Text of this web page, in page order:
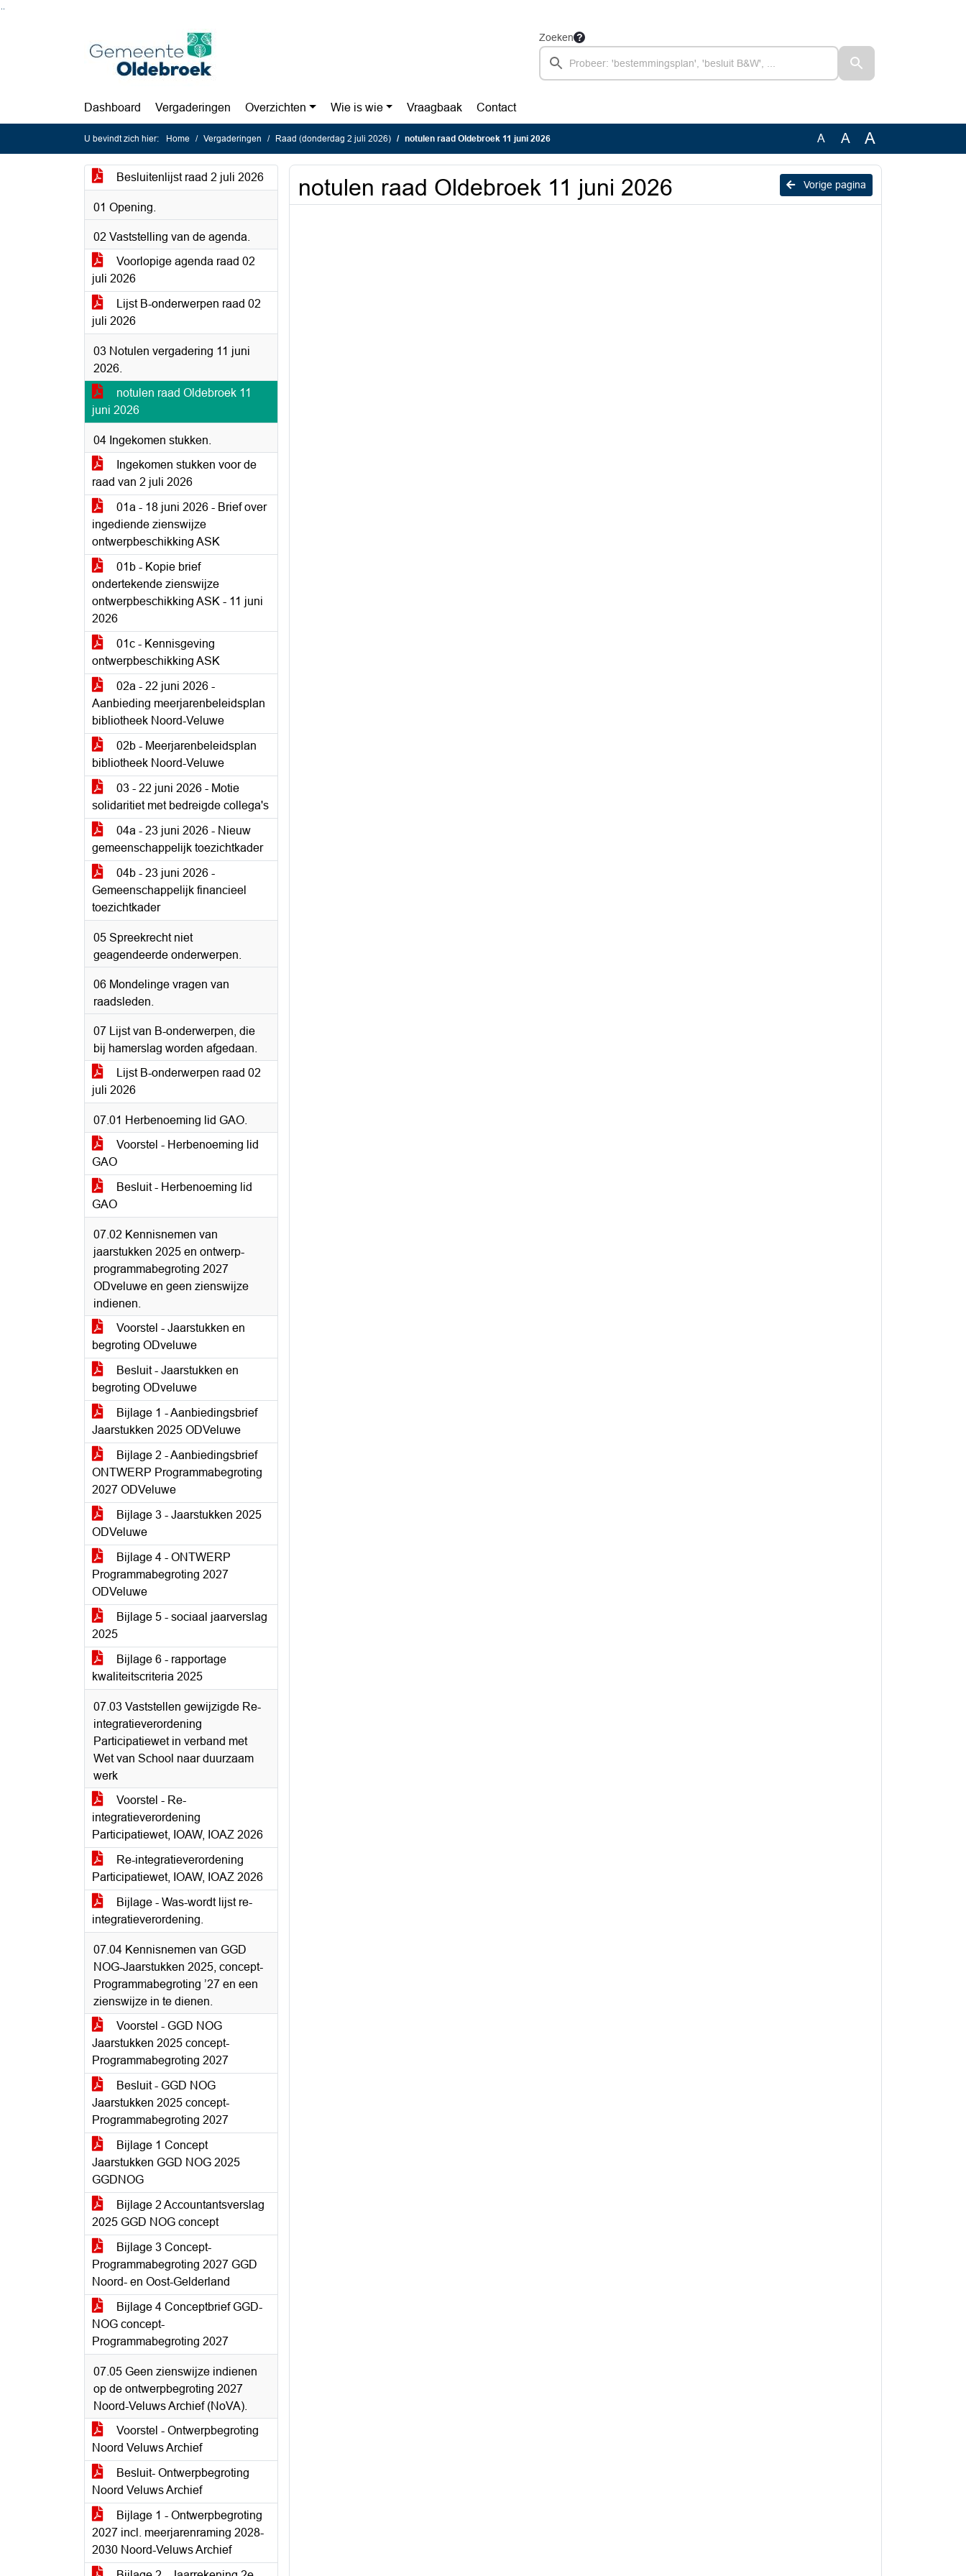
Zoeken
Dashboard Vergaderingen Overzichten Wie is wie Vraagbaak Contact
U bevindt zich hier: Home Vergaderingen Raad (donderdag 2 juli 2026) notulen raad Oldebroek 11 juni 2026 A A A
Besluitenlijst raad 2 juli 2026
01 Opening.
02 Vaststelling van de agenda.
Voorlopige agenda raad 02
juli 2026
Lijst B-onderwerpen raad 02
juli 2026
03 Notulen vergadering 11 juni
2026.
notulen raad Oldebroek 11
juni 2026
04 Ingekomen stukken.
Ingekomen stukken voor de
raad van 2 juli 2026
01a - 18 juni 2026 - Brief over
ingediende zienswijze
ontwerpbeschikking ASK
01b - Kopie brief
ondertekende zienswijze
ontwerpbeschikking ASK - 11 juni
2026
01c - Kennisgeving
ontwerpbeschikking ASK
02a - 22 juni 2026 -
Aanbieding meerjarenbeleidsplan
bibliotheek Noord-Veluwe
02b - Meerjarenbeleidsplan
bibliotheek Noord-Veluwe
03 - 22 juni 2026 - Motie
solidaritiet met bedreigde collega's
04a - 23 juni 2026 - Nieuw
gemeenschappelijk toezichtkader
04b - 23 juni 2026 -
Gemeenschappelijk financieel
toezichtkader
05 Spreekrecht niet
geagendeerde onderwerpen.
06 Mondelinge vragen van
raadsleden.
07 Lijst van B-onderwerpen, die
bij hamerslag worden afgedaan.
Lijst B-onderwerpen raad 02
juli 2026
07.01 Herbenoeming lid GAO.
Voorstel - Herbenoeming lid
GAO
Besluit - Herbenoeming lid
GAO
07.02 Kennisnemen van
jaarstukken 2025 en ontwerp-
programmabegroting 2027
ODveluwe en geen zienswijze
indienen.
Voorstel - Jaarstukken en
begroting ODveluwe
Besluit - Jaarstukken en
begroting ODveluwe
Bijlage 1 - Aanbiedingsbrief
Jaarstukken 2025 ODVeluwe
Bijlage 2 - Aanbiedingsbrief
ONTWERP Programmabegroting
2027 ODVeluwe
Bijlage 3 - Jaarstukken 2025
ODVeluwe
Bijlage 4 - ONTWERP
Programmabegroting 2027
ODVeluwe
Bijlage 5 - sociaal jaarverslag
2025
Bijlage 6 - rapportage
kwaliteitscriteria 2025
07.03 Vaststellen gewijzigde Re-
integratieverordening
Participatiewet in verband met
Wet van School naar duurzaam
werk
Voorstel - Re-
integratieverordening
Participatiewet, IOAW, IOAZ 2026
Re-integratieverordening
Participatiewet, IOAW, IOAZ 2026
Bijlage - Was-wordt lijst re-
integratieverordening.
07.04 Kennisnemen van GGD
NOG-Jaarstukken 2025, concept-
Programmabegroting ’27 en een
zienswijze in te dienen.
Voorstel - GGD NOG
Jaarstukken 2025 concept-
Programmabegroting 2027
Besluit - GGD NOG
Jaarstukken 2025 concept-
Programmabegroting 2027
Bijlage 1 Concept
Jaarstukken GGD NOG 2025
GGDNOG
Bijlage 2 Accountantsverslag
2025 GGD NOG concept
Bijlage 3 Concept-
Programmabegroting 2027 GGD
Noord- en Oost-Gelderland
Bijlage 4 Conceptbrief GGD-
NOG concept-
Programmabegroting 2027
07.05 Geen zienswijze indienen
op de ontwerpbegroting 2027
Noord-Veluws Archief (NoVA).
Voorstel - Ontwerpbegroting
Noord Veluws Archief
Besluit- Ontwerpbegroting
Noord Veluws Archief
Bijlage 1 - Ontwerpbegroting
2027 incl. meerjarenraming 2028-
2030 Noord-Veluws Archief
Vorige pagina
notulen raad Oldebroek 11 juni 2026